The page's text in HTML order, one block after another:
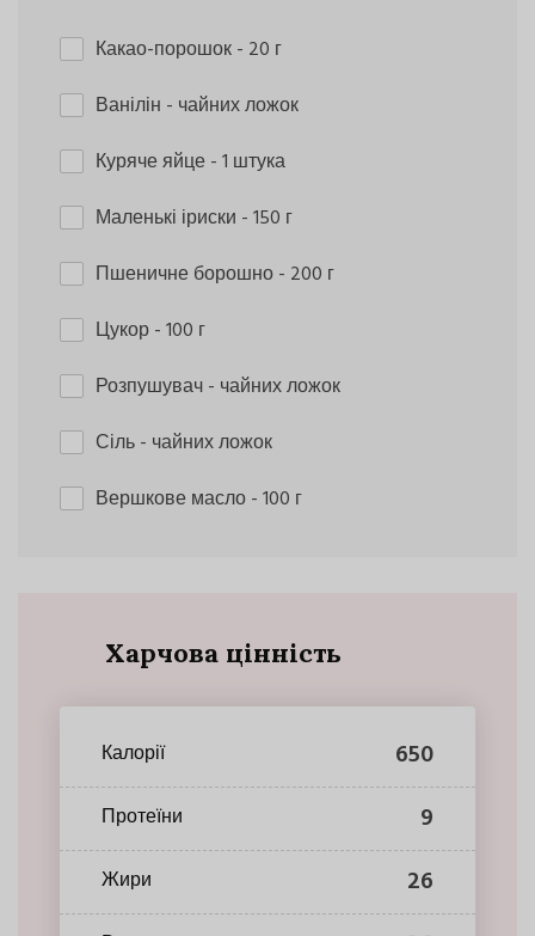
Какао-порошок- 20 г
Ванілін - чайних ложок
Куряче яйце- 1 штука
Маленькі іриски - 150 г
Пшеничне борошно- 200 г
Цукор- 100 г
Розпушувач- чайних ложок
Сіль- чайних ложок
Вершкове масло- 100 г
Харчова цінність
Калорії 650
Протеїни 9
Жири 26